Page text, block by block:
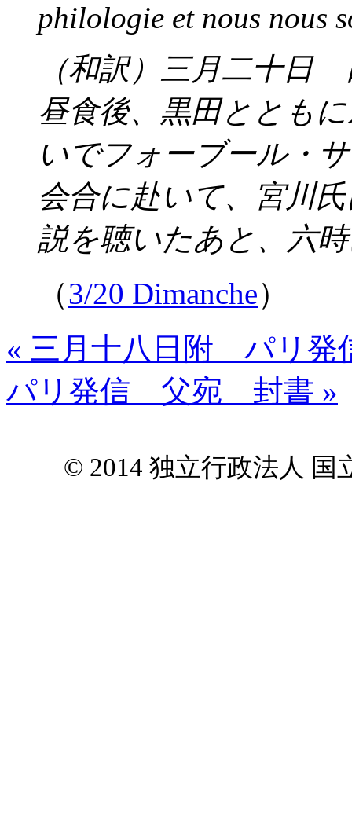
philologie et nous nous
（和訳）三月二十日
昼食後、黒田ととも
いでフォーブール・
会合に赴いて、宮川
説を聴いたあと、六
（3/20 Dimanche）
« 三月十八日附 パリ
パリ発信 父宛 封書 »
© 2014 独立行政法人 国